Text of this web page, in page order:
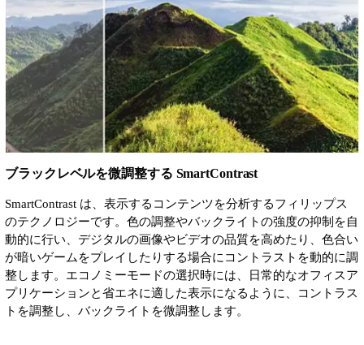
ブラックレベルを微調整する SmartContrast
SmartContrast は、表示するコンテンツを分析するフィリップス
のテクノロジーです。色の調整やバックライトの強度の抑制を自
動的に行い、デジタルの画像やビデオの品質を高めたり、色合い
が暗いゲームをプレイしたりする場合にコントラストを動的に調
整します。エコノミーモードの選択時には、日常的なオフィスア
プリケーションと省エネに適した表示になるように、コントラス
トを調整し、バックライトを微調整します。